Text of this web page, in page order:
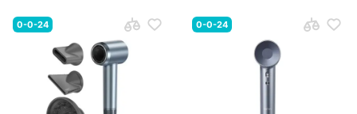
0-0-24 0-0-24